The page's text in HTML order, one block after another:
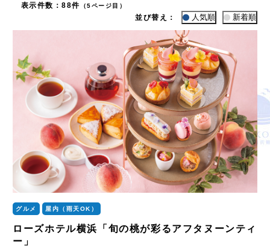
表示件数 ：88件 （5ページ目）
並び替え： 人気順 新着順
グルメ 屋内（雨天OK）
ローズホテル横浜「旬の桃が彩るアフタヌーンティ
ー」